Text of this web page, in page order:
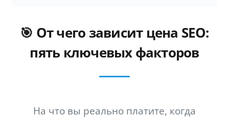
🎯 От чего зависит цена SEO:
пять ключевых факторов
На что вы реально платите, когда